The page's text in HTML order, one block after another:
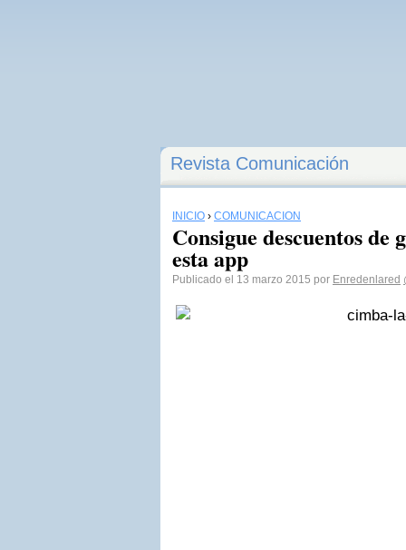
Revista Comunicación
INICIO › COMUNICACIÓN
Consigue descuentos de
esta app
Publicado el 13 marzo 2015 por Enredenlared